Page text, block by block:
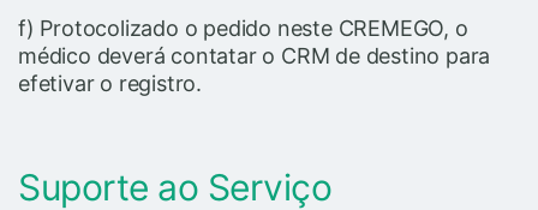
f) Protocolizado o pedido neste CREMEGO, o
médico deverá contatar o CRM de destino para
efetivar o registro.
Suporte ao Serviço